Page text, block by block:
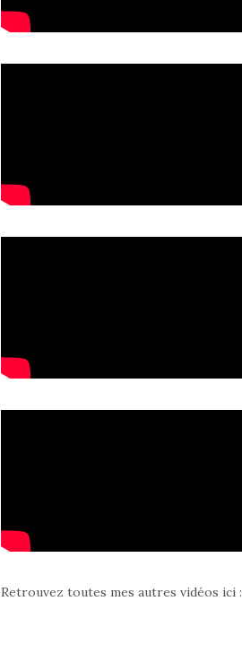
Retrouvez toutes mes autres vidéos ici :